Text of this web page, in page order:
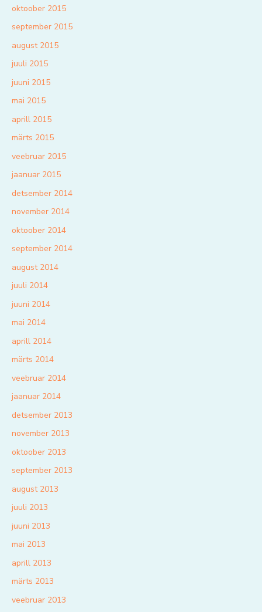
oktoober 2015
september 2015
august 2015
juuli 2015
juuni 2015
mai 2015
aprill 2015
märts 2015
veebruar 2015
jaanuar 2015
detsember 2014
november 2014
oktoober 2014
september 2014
august 2014
juuli 2014
juuni 2014
mai 2014
aprill 2014
märts 2014
veebruar 2014
jaanuar 2014
detsember 2013
november 2013
oktoober 2013
september 2013
august 2013
juuli 2013
juuni 2013
mai 2013
aprill 2013
märts 2013
veebruar 2013